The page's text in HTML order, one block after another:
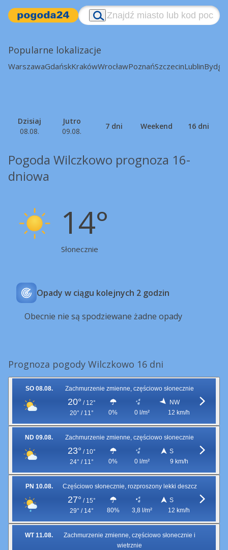
Popularne lokalizacje
WarszawaGdańskKrakówWrocławPoznańSzczecinLublin
Dzisiaj
08.08.
Jutro
09.08.
7 dni Weekend 16 dni
Pogoda Wilczkowo prognoza 16-
dniowa
14°
Słonecznie
Opady w ciągu kolejnych 2 godzin
Obecnie nie są spodziewane żadne opady
Prognoza pogody Wilczkowo 16 dni
SO 08.08. Zachmurzenie zmienne, częściowo słonecznie
20° / 12°
20° / 11°
0% 0 l/m²
NW
12 km/h
ND 09.08. Zachmurzenie zmienne, częściowo słonecznie
23° / 10°
24° / 11°
0% 0 l/m²
S
9 km/h
PN 10.08. Częściowo słonecznie, rozproszony lekki deszcz
27° / 15°
29° / 14°
80% 3,8 l/m²
S
12 km/h
WT 11.08.
Zachmurzenie zmienne, częściowo słonecznie i
wietrznie